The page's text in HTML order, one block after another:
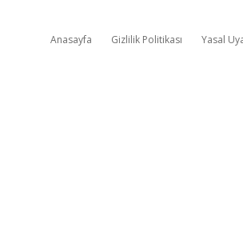
Anasayfa Gizlilik Politikası Yasal